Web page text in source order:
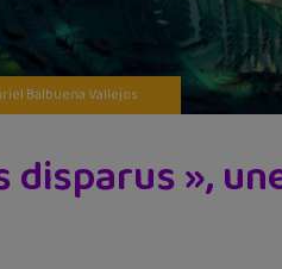
Balbuena Vallejos
disparus »,